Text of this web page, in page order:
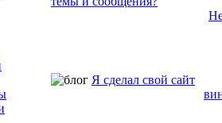
Я сделал свой сайт